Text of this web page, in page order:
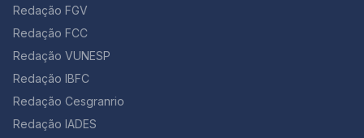
existem fronteiras Para aprender, lutar e caminhar A
autora desta poesia é uma indígena do Amazonas.
Note que o poema é mais longo, mas este trecho você
pode usar tranquilamente em assuntos relacionados
aos indígenas, ou à própria Floresta Amazônica. Ele
também vai bem em redações sobre a escolaridade
Quando nasci um anjo esbelto, desses que tocam
progesterona; dispositivo intrauterino (DIU) que
Segundo alguns ginecologistas… Mulheres com
problemas como mioma, endometriose e cistos podem
especialmente se beneficiar com a supressão
menstrual. Além disso, outros especialistas no assunto
enfatizam que “o ciclo menstrual é o aliado número 1
da mulher, uma prova de que o organismo feminino
Redação FGV
Redação FCC
Redação VUNESP
Redação IBFC
Redação Cesgranrio
Redação IADES